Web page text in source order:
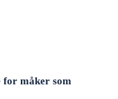
for måker som